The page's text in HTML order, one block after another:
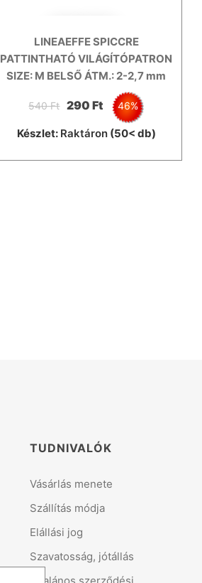
LINEAEFFE SPICCRE
PATTINTHATÓ VILÁGÍTÓPATRON
SIZE: M BELSŐ ÁTM.: 2-2,7 mm
540 Ft 290 Ft 46%
Készlet: Raktáron(50< db)
TUDNIVALÓK
Vásárlás menete
Szállítás módja
Elállási jog
Szavatosság, jótállás